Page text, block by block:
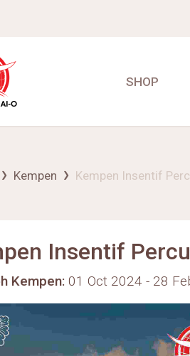
SHOP
Kempen Kempen Insentif
Insentif
Kempen: 01 Oct 2024 - 28